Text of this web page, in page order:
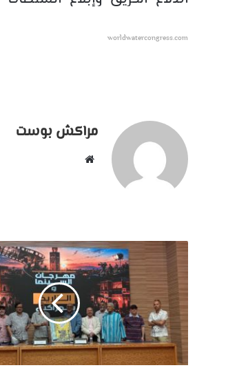
worldwatercongress.com
مراكش بوست